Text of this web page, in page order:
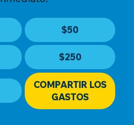
$50
$250
COMPARTIR LOS
GASTOS